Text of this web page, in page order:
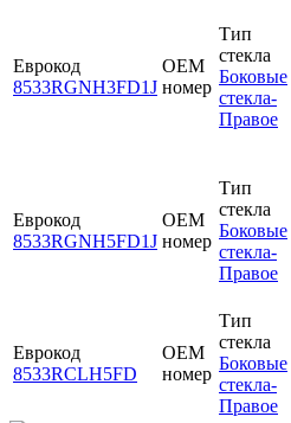
Еврокод
8533RGNH3FD1J
OEM
номер
Тип
стекла
Боковые
стекла-
Правое
Еврокод
8533RGNH5FD1J
OEM
номер
Тип
стекла
Боковые
стекла-
Правое
Еврокод
8533RCLH5FD
OEM
номер
Тип
стекла
Боковые
стекла-
Правое